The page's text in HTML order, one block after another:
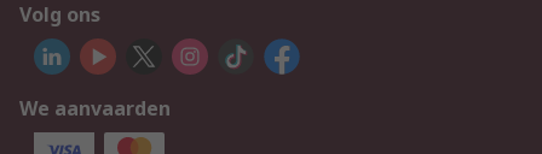
Volg ons
We aanvaarden